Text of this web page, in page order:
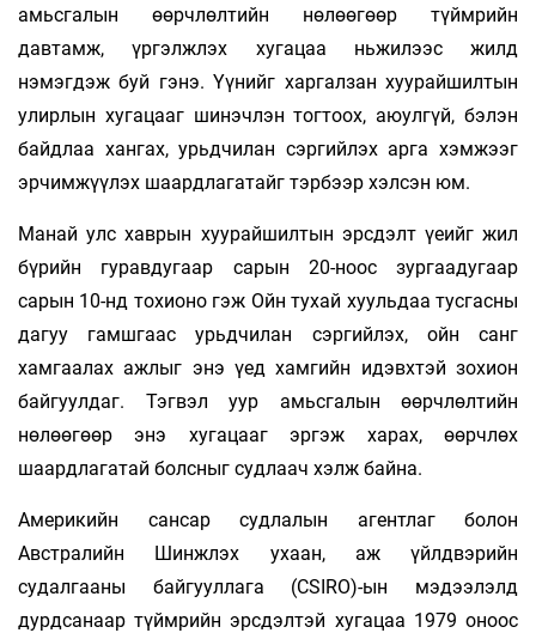
амьсгалын өөрчлөлтийн нөлөөгөөр түймрийн
давтамж, үргэлжлэх хугацаа ньжилээс жилд
нэмэгдэж буй гэнэ. Үүнийг харгалзан хуурайшилтын
улирлын хугацааг шинэчлэн тогтоох, аюулгүй, бэлэн
байдлаа хангах, урьдчилан сэргийлэх арга хэмжээг
эрчимжүүлэх шаардлагатайг тэрбээр хэлсэн юм.
Манай улс хаврын хуурайшилтын эрсдэлт үеийг жил
бүрийн гуравдугаар сарын 20-ноос зургаадугаар
сарын 10-нд тохионо гэж Ойн тухай хуульдаа тусгасны
дагуу гамшгаас урьдчилан сэргийлэх, ойн санг
хамгаалах ажлыг энэ үед хамгийн идэвхтэй зохион
байгуулдаг. Тэгвэл уур амьсгалын өөрчлөлтийн
нөлөөгөөр энэ хугацааг эргэж харах, өөрчлөх
шаардлагатай болсныг судлаач хэлж байна.
Америкийн сансар судлалын агентлаг болон
Австралийн Шинжлэх ухаан, аж үйлдвэрийн
судалгааны байгууллага (CSIRO)-ын мэдээлэлд
дурдсанаар түймрийн эрсдэлтэй хугацаа 1979 оноос